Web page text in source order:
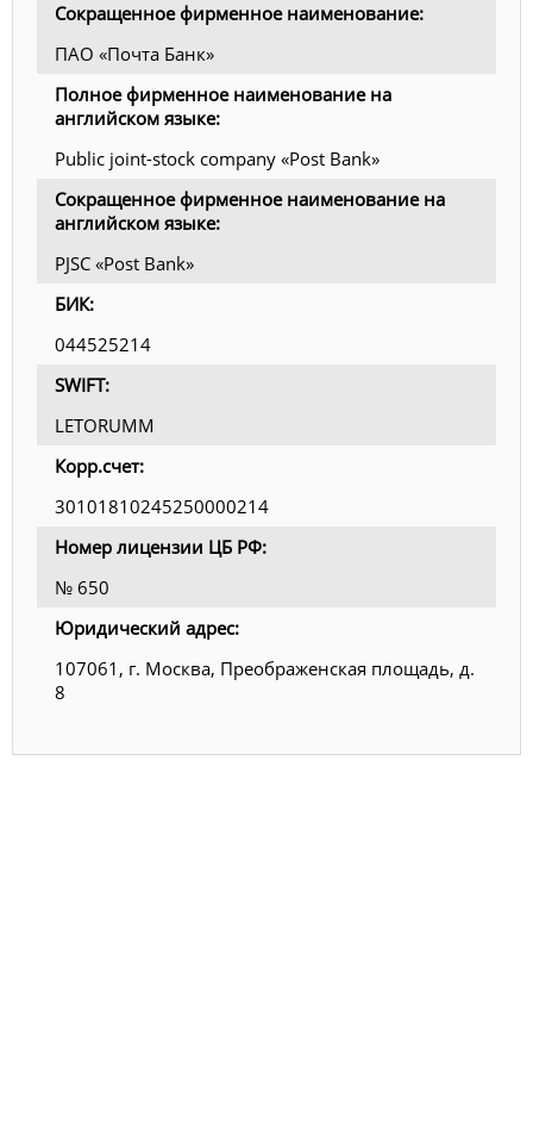
Сокращенное фирменное наименование:
ПАО «Почта Банк»
Полное фирменное наименование на
английском языке:
Public joint-stock company «Post Bank»
Сокращенное фирменное наименование на
английском языке:
PJSC «Post Bank»
БИК:
044525214
SWIFT:
LETORUMM
Корр.счет:
30101810245250000214
Номер лицензии ЦБ РФ:
№ 650
Юридический адрес:
107061, г. Москва, Преображенская площадь, д.
8